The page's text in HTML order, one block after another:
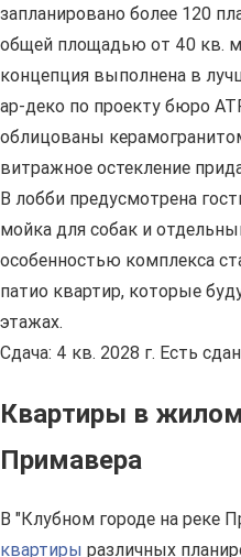
запланировано более 120
общей площадью от 40 кв.
концепция выполнена в
ар-деко по проекту бюро
облицованы
витражное остекление
В лобби предусмотрена
мойка для собак и
особенностью комплекса
патио квартир, которые
этажах.
Сдача: 4 кв. 2028 г. Есть
Квартиры в
Примавера
В "Клубном городе на реке
квартиры различных